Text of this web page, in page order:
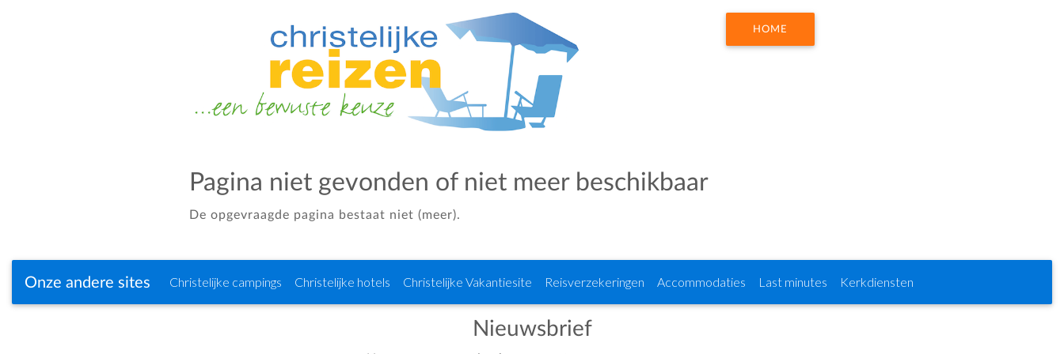
HOME
Pagina niet gevonden of niet meer beschikbaar
De opgevraagde pagina bestaat niet (meer).
Onze andere sites Christelijke campings Christelijke hotels Christelijke Vakantiesite Reisverzekeringen Accommodaties Last minutes Kerkdiensten
Nieuwsbrief